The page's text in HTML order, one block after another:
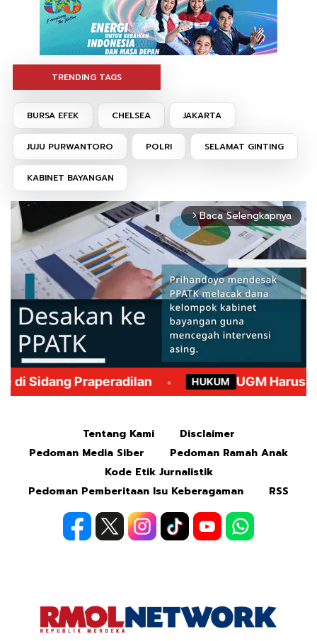
TRENDING TAGS
BURSA EFEK CHELSEA JAKARTA
JUJU PURWANTORO POLRI SELAMAT GINTING
KABINET BAYANGAN
arrow_forward_ios Baca Selengkapnya
Tentang Kami
Disclaimer
Pedoman Media Siber
Pedoman Ramah Anak
Kode Etik Jurnalistik
Pedoman Pemberitaan Isu Keberagaman
RSS